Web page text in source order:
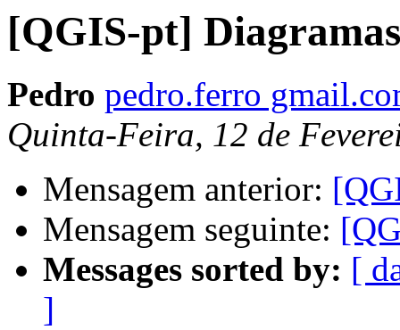
[QGIS-pt] Diagramas
Pedro pedro.ferro
Quinta-Feira, 12 de
Mensagem anterior:
Mensagem seguinte:
Messages sorted by: [
]